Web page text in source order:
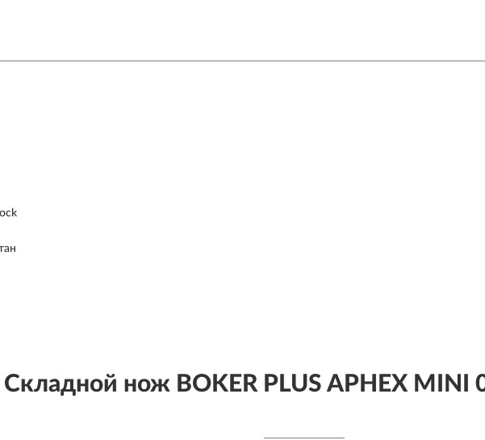
нож BOKER PLUS APHEX MINI